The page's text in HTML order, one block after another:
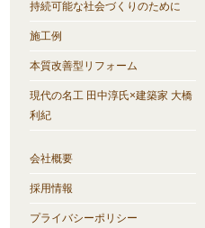
持続可能な社会づくりのために
施工例
本質改善型リフォーム
現代の名工 田中淳氏×建築家 大橋
利紀
会社概要
採用情報
プライバシーポリシー